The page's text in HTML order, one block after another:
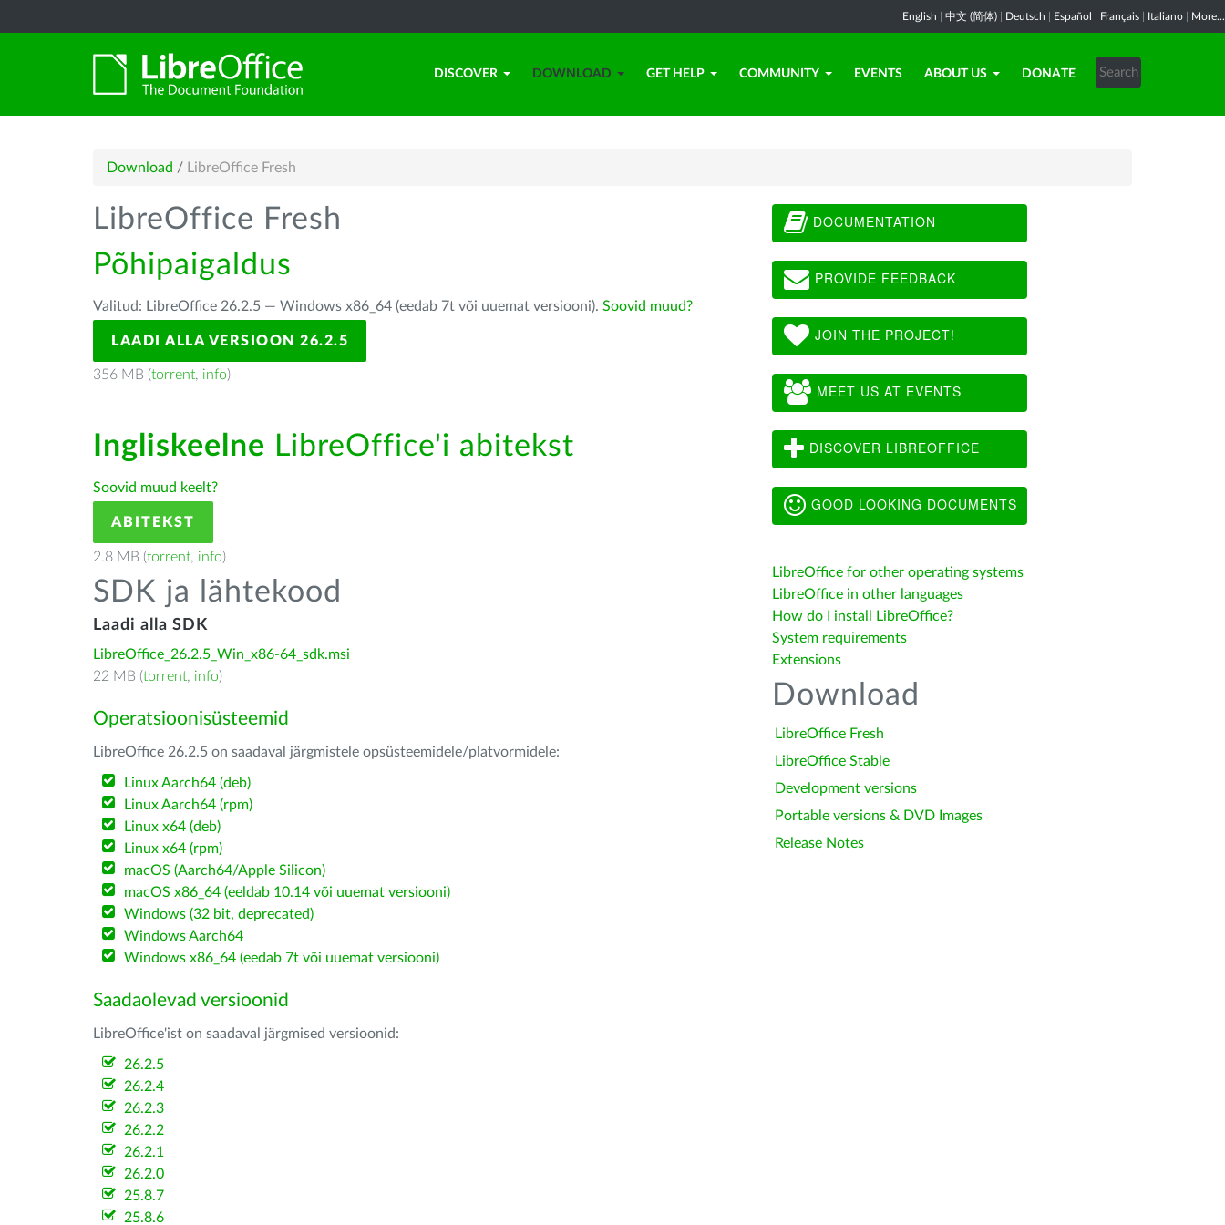
English 中文 (简体) Deutsch Español Français Italiano More...
DISCOVER DOWNLOAD GET HELP COMMUNITY EVENTS ABOUT US DONATE
Download / LibreOffice Fresh
LibreOffice Fresh
Põhipaigaldus
Valitud: LibreOffice 26.2.5 — Windows x86_64 (eedab 7t või uuemat versiooni). Soovid muud?
LAADI ALLA VERSIOON 26.2.5
356 MB (torrent, info)
Ingliskeelne LibreOffice'i abitekst
Soovid muud keelt?
ABITEKST
2.8 MB (torrent, info)
SDK ja lähtekood
Laadi alla SDK
LibreOffice_26.2.5_Win_x86-64_sdk.msi
22 MB (torrent, info)
Operatsioonisüsteemid
LibreOffice 26.2.5 on saadaval järgmistele opsüsteemidele/platvormidele:
Linux Aarch64 (deb)
Linux Aarch64 (rpm)
Linux x64 (deb)
Linux x64 (rpm)
macOS (Aarch64/Apple Silicon)
macOS x86_64 (eeldab 10.14 või uuemat versiooni)
Windows (32 bit, deprecated)
Windows Aarch64
Windows x86_64 (eedab 7t või uuemat versiooni)
Saadaolevad versioonid
LibreOffice'ist on saadaval järgmised versioonid:
26.2.5
26.2.4
26.2.3
26.2.2
26.2.1
26.2.0
25.8.7
25.8.6
DOCUMENTATION
PROVIDE FEEDBACK
JOIN THE PROJECT!
MEET US AT EVENTS
DISCOVER LIBREOFFICE
GOOD LOOKING DOCUMENTS
LibreOffice for other operating systems
LibreOffice in other languages
How do I install LibreOffice?
System requirements
Extensions
Download
LibreOffice Fresh
LibreOffice Stable
Development versions
Portable versions & DVD Images
Release Notes